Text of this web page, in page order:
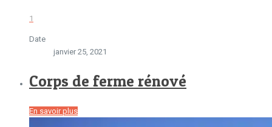
1
Date
janvier 25, 2021
Corps de ferme rénové
En savoir plus